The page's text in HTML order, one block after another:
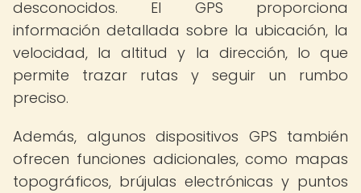
desconocidos. El GPS proporciona
información detallada sobre la ubicación, la
velocidad, la altitud y la dirección, lo que
permite trazar rutas y seguir un rumbo
preciso.
Además, algunos dispositivos GPS también
ofrecen funciones adicionales, como mapas
topográficos, brújulas electrónicas y puntos